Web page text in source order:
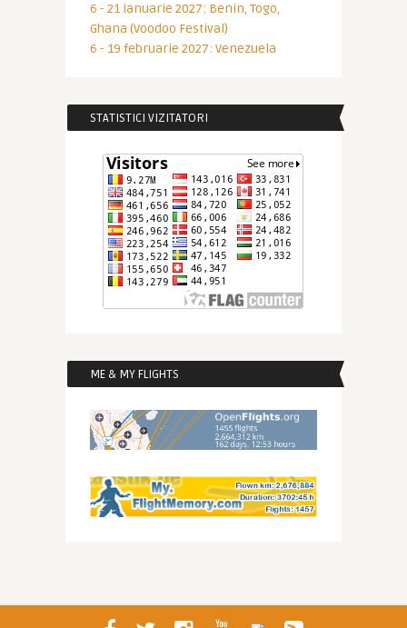
6 - 21 ianuarie 2027: Benin, Togo,
Ghana (Voodoo Festival)
6 - 19 februarie 2027: Venezuela
STATISTICI VIZITATORI
ME & MY FLIGHTS